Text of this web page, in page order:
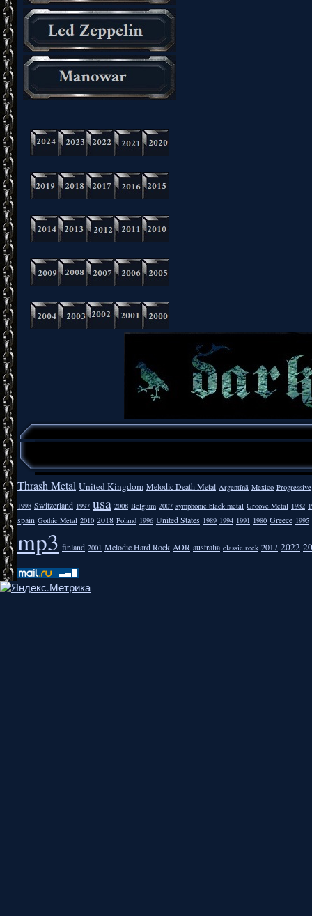
Thrash Metal United Kingdom Melodic Death Metal Argentīnā Mexico Progressive
1998 Switzerland 1997 usa 2008 Belgium 2007 symphonic black metal Groove Metal 1982
spain Gothic Metal 2010 2018 Poland 1996 United States 1989 1994 1991 1980 Greece 1995
mp3 finland 2001 Melodic Hard Rock AOR australia classic rock 2017 2022